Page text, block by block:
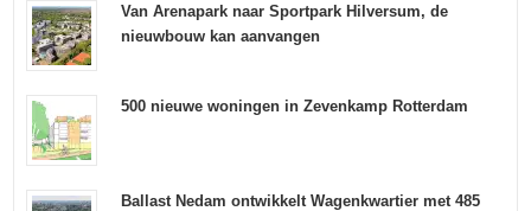
Van Arenapark naar Sportpark Hilversum, de
nieuwbouw kan aanvangen
500 nieuwe woningen in Zevenkamp Rotterdam
Ballast Nedam ontwikkelt Wagenkwartier met 485